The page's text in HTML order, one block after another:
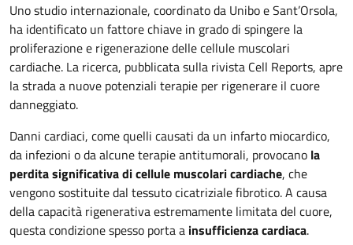
Uno studio internazionale, coordinato da Unibo e Sant’Orsola,
ha identificato un fattore chiave in grado di spingere la
proliferazione e rigenerazione delle cellule muscolari
cardiache. La ricerca, pubblicata sulla rivista Cell Reports, apre
la strada a nuove potenziali terapie per rigenerare il cuore
danneggiato.
Danni cardiaci, come quelli causati da un infarto miocardico,
da infezioni o da alcune terapie antitumorali, provocano la
perdita significativa di cellule muscolari cardiache, che
vengono sostituite dal tessuto cicatriziale fibrotico. A causa
della capacità rigenerativa estremamente limitata del cuore,
questa condizione spesso porta a insufficienza cardiaca.